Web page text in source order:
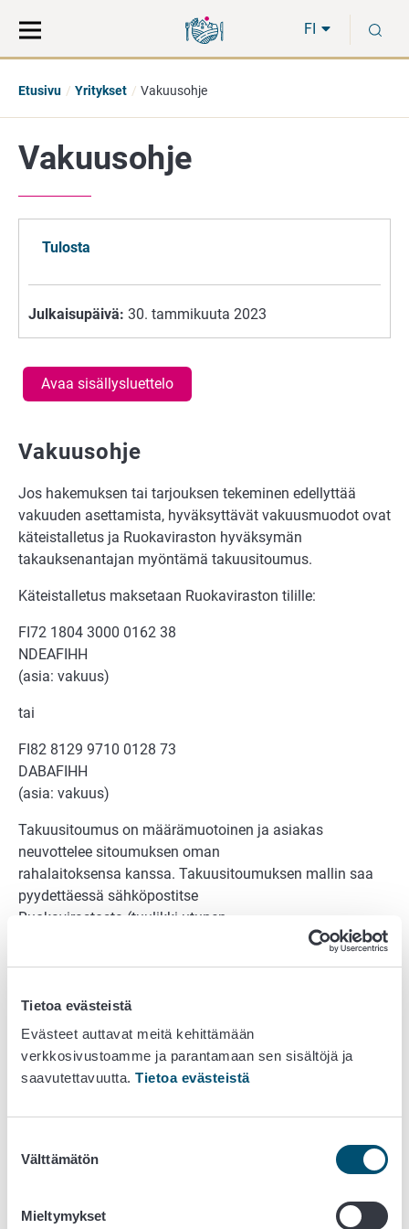
Tietoa evästeistä
Evästeet auttavat meitä kehittämään
verkkosivustoamme ja parantamaan sen sisältöjä ja
saavutettavuutta. Tietoa evästeistä
valinta
Välttämätön
Mieltymykset
suoraan
sisältöön
koko
sivuston
FI
Etusivu Yritykset Vakuusohje
Vakuusohje
Tulosta
Julkaisupäivä: 30. tammikuuta 2023
Avaa sisällysluettelo
Vakuusohje
Jos hakemuksen tai tarjouksen tekeminen edellyttää
vakuuden asettamista, hyväksyttävät vakuusmuodot ovat
käteistalletus ja Ruokaviraston hyväksymän
takauksenantajan myöntämä takuusitoumus.
Käteistalletus maksetaan Ruokaviraston tilille:
FI72 1804 3000 0162 38
NDEAFIHH
(asia: vakuus)
tai
FI82 8129 9710 0128 73
DABAFIHH
(asia: vakuus)
Takuusitoumus on määrämuotoinen ja asiakas
neuvottelee sitoumuksen oman
rahalaitoksensa kanssa. Takuusitoumuksen mallin saa
pyydettäessä sähköpostitse
Ruokavirastosta (tuulikki.utunen-
PL 100 (Alvar Aallon katu 5)
00027 RUOKAVIRASTO
allekirjoitetun pankkitakuun voi
koivisto@ruokavirasto.fi). Asiakkaalle lähetetään
Pankkitakuun kustannukset asiakas maksaa itse.